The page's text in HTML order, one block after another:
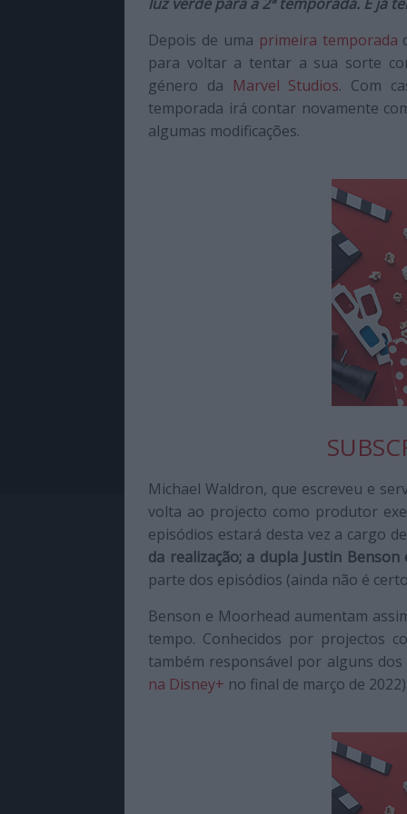
qualidade
com
enfoque
cultura
Depois de uma primeira temporada
para voltar a tentar a sua sorte
género da Marvel Studios. Com
temporada irá contar novamente
algumas modificações.
Michael Waldron, que escreveu e
volta ao projecto como produtor
episódios estará desta vez a cargo
da realização; a dupla Justin
parte dos episódios (ainda não é
Benson e Moorhead aumentam
tempo. Conhecidos por projectos
também responsável por alguns
na Disney+ no final de março de 2022).